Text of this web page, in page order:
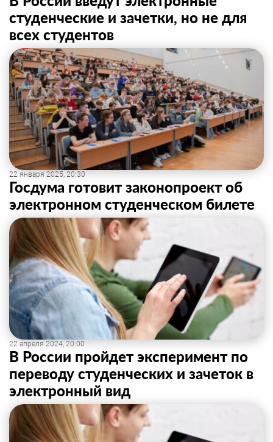
студенческие и зачетки, но не для
всех студентов
22 января 2025, 20:30
Госдума готовит законопроект об
электронном студенческом билете
22 апреля 2024, 20:00
В России пройдет эксперимент по
переводу студенческих и зачеток в
электронный вид